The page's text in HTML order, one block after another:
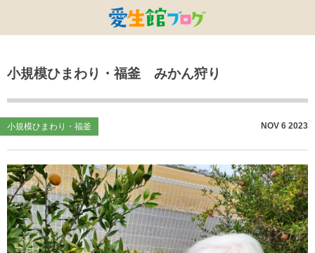
小規模ひまわり・福釜 みかん狩り
小規模ひまわり・福釜 NOV 6 2023
健康管理センター
訪問リハビリセンター
小規模ひまわり
碧南市養護老人ホーム
CPひまわり
初任者研修
DSひまわり・安城
ひよこっこ
こども園ひまわり
たいよう
ひだまり
ハーモニーホール
お知らせ